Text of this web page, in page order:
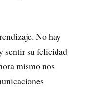
No hay
sentir su felicidad
mismo nos